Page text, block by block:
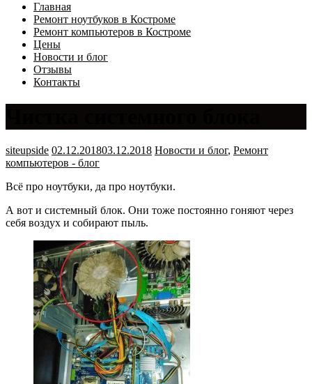
Главная
Ремонт ноутбуков в Костроме
Ремонт компьютеров в Костроме
Цены
Новости и блог
Отзывы
Контакты
siteupside 02.12.201803.12.2018 Новости и блог, Ремонт
компьютеров - блог
Всё про ноутбуки, да про ноутбуки.
А вот и системный блок. Они тоже постоянно гоняют через
себя воздух и собирают пыль.